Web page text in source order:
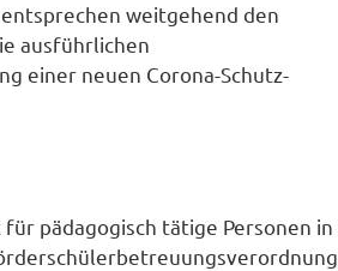
weitgehend den
ausführlichen
einer neuen Corona-Schutz-
pädagogisch tätige Personen in